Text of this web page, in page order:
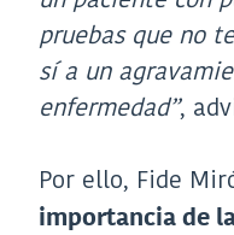
pruebas que no
sí a un
enfermedad”,
Por ello, Fide
importancia de